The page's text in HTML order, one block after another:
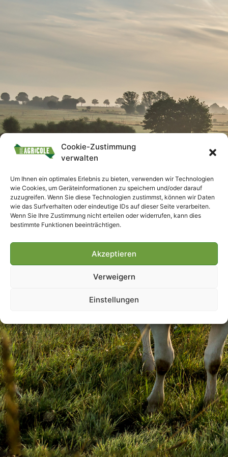
Cookie-Zustimmung
verwalten
Um Ihnen ein optimales Erlebnis zu bieten, verwenden wir Technologien
wie Cookies, um Geräteinformationen zu speichern und/oder darauf
zuzugreifen. Wenn Sie diese Technologien zustimmst, können wir Daten
wie das Surfverhalten oder eindeutige IDs auf dieser Seite verarbeiten.
Wenn Sie Ihre Zustimmung nicht erteilen oder widerrufen, kann dies
bestimmte Funktionen beeinträchtigen.
Akzeptieren
Verweigern
Einstellungen
Villmools Merci! Bis nächst
Joer!